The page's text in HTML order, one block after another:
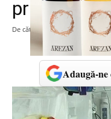
prin tot
De către 18 iunie 2013
Adaugă-